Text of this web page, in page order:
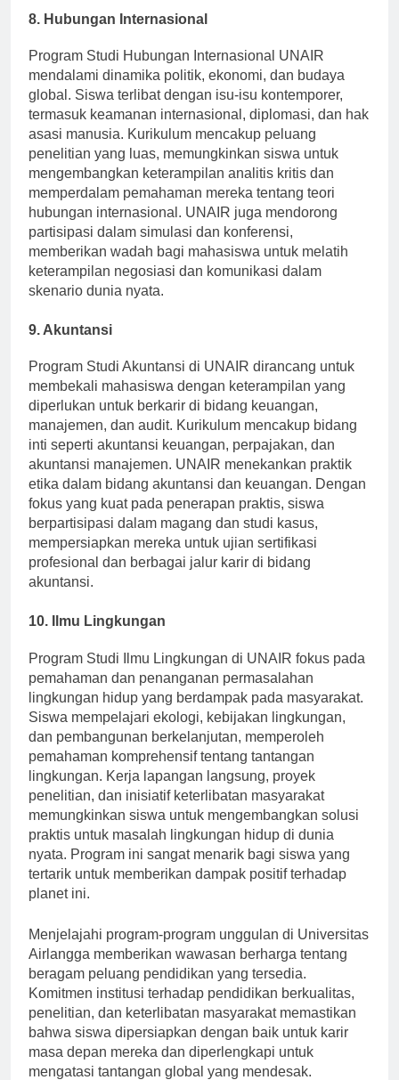
8. Hubungan Internasional
Program Studi Hubungan Internasional UNAIR
mendalami dinamika politik, ekonomi, dan budaya
global. Siswa terlibat dengan isu-isu kontemporer,
termasuk keamanan internasional, diplomasi, dan hak
asasi manusia. Kurikulum mencakup peluang
penelitian yang luas, memungkinkan siswa untuk
mengembangkan keterampilan analitis kritis dan
memperdalam pemahaman mereka tentang teori
hubungan internasional. UNAIR juga mendorong
partisipasi dalam simulasi dan konferensi,
memberikan wadah bagi mahasiswa untuk melatih
keterampilan negosiasi dan komunikasi dalam
skenario dunia nyata.
9. Akuntansi
Program Studi Akuntansi di UNAIR dirancang untuk
membekali mahasiswa dengan keterampilan yang
diperlukan untuk berkarir di bidang keuangan,
manajemen, dan audit. Kurikulum mencakup bidang
inti seperti akuntansi keuangan, perpajakan, dan
akuntansi manajemen. UNAIR menekankan praktik
etika dalam bidang akuntansi dan keuangan. Dengan
fokus yang kuat pada penerapan praktis, siswa
berpartisipasi dalam magang dan studi kasus,
mempersiapkan mereka untuk ujian sertifikasi
profesional dan berbagai jalur karir di bidang
akuntansi.
10. Ilmu Lingkungan
Program Studi Ilmu Lingkungan di UNAIR fokus pada
pemahaman dan penanganan permasalahan
lingkungan hidup yang berdampak pada masyarakat.
Siswa mempelajari ekologi, kebijakan lingkungan,
dan pembangunan berkelanjutan, memperoleh
pemahaman komprehensif tentang tantangan
lingkungan. Kerja lapangan langsung, proyek
penelitian, dan inisiatif keterlibatan masyarakat
memungkinkan siswa untuk mengembangkan solusi
praktis untuk masalah lingkungan hidup di dunia
nyata. Program ini sangat menarik bagi siswa yang
tertarik untuk memberikan dampak positif terhadap
planet ini.
Menjelajahi program-program unggulan di Universitas
Airlangga memberikan wawasan berharga tentang
beragam peluang pendidikan yang tersedia.
Komitmen institusi terhadap pendidikan berkualitas,
penelitian, dan keterlibatan masyarakat memastikan
bahwa siswa dipersiapkan dengan baik untuk karir
masa depan mereka dan diperlengkapi untuk
mengatasi tantangan global yang mendesak.